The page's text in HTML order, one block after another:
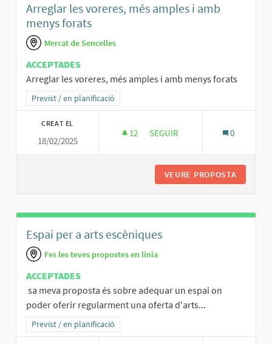
Arreglar les voreres, més amples i amb
menys forats
Mercat de Sencelles
ACCEPTADES
Arreglar les voreres, més amples i amb menys forats
Resultats al filtrar per la categoria: Previst / en planificació
Previst / en planificació
CREAT EL
18/02/2025
12 12 SEGUIDORES
SEGUIR 0
VEURE PROPOSTA
Espai per a arts escèniques
Fes les teves propostes en línia
ACCEPTADES
sa meva proposta és sobre adequar un espai on
poder oferir regularment una oferta d'arts...
Resultats al filtrar per la categoria: Previst / en planificació
Previst / en planificació